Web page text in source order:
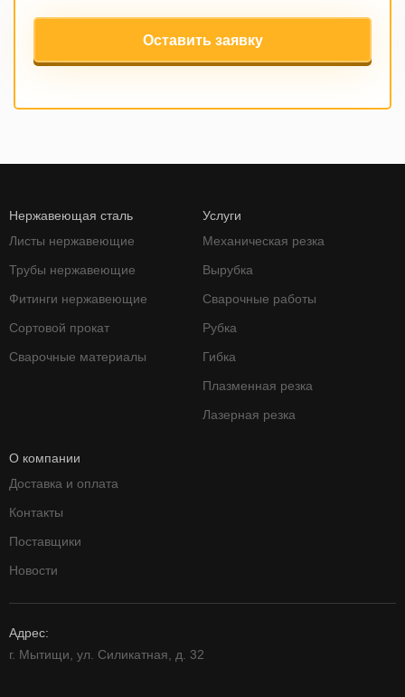
Оставить заявку
Нержавеющая сталь
Листы нержавеющие
Трубы нержавеющие
Фитинги нержавеющие
Сортовой прокат
Сварочные материалы
Услуги
Механическая резка
Вырубка
Сварочные работы
Рубка
Гибка
Плазменная резка
Лазерная резка
О компании
Доставка и оплата
Контакты
Поставщики
Новости
Адрес:
г. Мытищи, ул. Силикатная, д. 32